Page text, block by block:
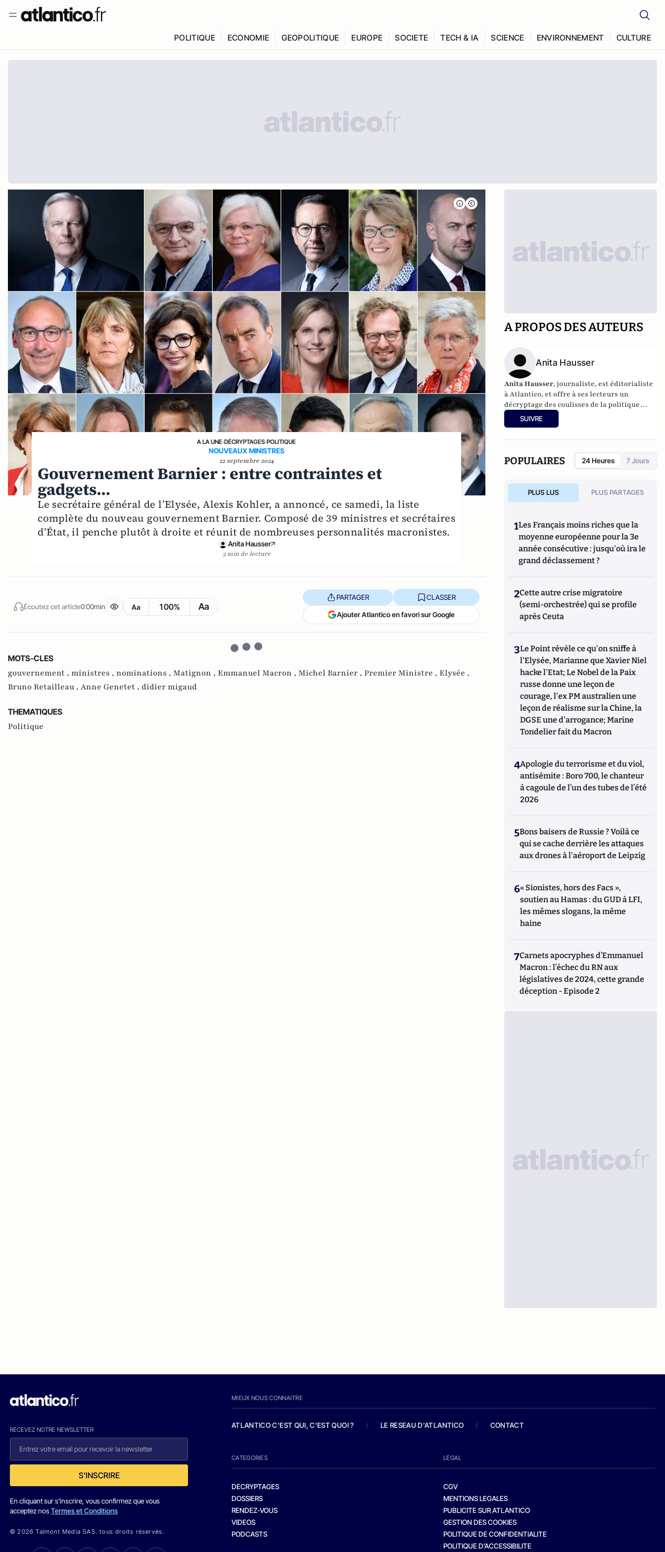
POLITIQUE ECONOMIE GEOPOLITIQUE EUROPE SOCIETE TECH & IA SCIENCE ENVIRONNEMENT CULTURE
A LA UNE›DÉCRYPTAGES›POLITIQUE
NOUVEAUX MINISTRES
22 septembre 2024
Gouvernement Barnier : entre contraintes et
gadgets…
Le secrétaire général de l’Elysée, Alexis Kohler, a annoncé, ce samedi, la liste
complète du nouveau gouvernement Barnier. Composé de 39 ministres et secrétaires
d’État, il penche plutôt à droite et réunit de nombreuses personnalités macronistes.
Anita Hausser
3 min de lecture
Écoutez cet article0:00min Aa 100% Aa
PARTAGER CLASSER
Ajouter Atlantico en favori sur Google
MOTS-CLES
gouvernement , ministres , nominations , Matignon , Emmanuel Macron , Michel Barnier , Premier Ministre , Elysée ,
Bruno Retailleau , Anne Genetet , didier migaud
THEMATIQUES
Politique
A PROPOS DES AUTEURS
Anita Hausser
Anita Hausser, journaliste, est éditorialiste
à Atlantico, et offre à ses lecteurs un
décryptage des coulisses de la politique
française et internationale. Elle a
notamment publié
députée, un homme comme les autres ?
(2014) etBruno Le Maire, l'Affranchi
SUIVRE
POPULAIRES 24 Heures 7 Jours
PLUS LUS PLUS PARTAGES
1Les Français moins riches que la
moyenne européenne pour la 3e
année consécutive : jusqu'où ira le
grand déclassement ?
2Cette autre crise migratoire
(semi-orchestrée) qui se profile
après Ceuta
3Le Point révèle ce qu'on sniffe à
l'Elysée, Marianne que Xavier Niel
hacke l'Etat; Le Nobel de la Paix
russe donne une leçon de
courage, l'ex PM australien une
leçon de réalisme sur la Chine, la
DGSE une d'arrogance; Marine
Tondelier fait du Macron
4Apologie du terrorisme et du viol,
antisémite : Boro 700, le chanteur
à cagoule de l’un des tubes de l’été
2026
5Bons baisers de Russie ? Voilà ce
qui se cache derrière les attaques
aux drones à l'aéroport de Leipzig
6« Sionistes, hors des Facs »,
soutien au Hamas : du GUD à LFI,
les mêmes slogans, la même
haine
7Carnets apocryphes d’Emmanuel
Macron : l’échec du RN aux
législatives de 2024, cette grande
déception - Episode 2
RECEVEZ NOTRE NEWSLETTER
S'INSCRIRE
En cliquant sur s'inscrire, vous confirmez que vous
acceptez nosTermes et Conditions
© 2026 Talmont Media SAS. tous droits réservés.
MIEUX NOUS CONNAITRE
ATLANTICO C'EST QUI, C'EST QUOI ? / LE RESEAU D'ATLANTICO / CONTACT
CATEGORIES
DECRYPTAGES
DOSSIERS
RENDEZ-VOUS
VIDEOS
PODCASTS
LEGAL
CGV
MENTIONS LEGALES
PUBLICITE SUR ATLANTICO
GESTION DES COOKIES
POLITIQUE DE CONFIDENTIALITE
POLITIQUE D’ACCESSIBILITE